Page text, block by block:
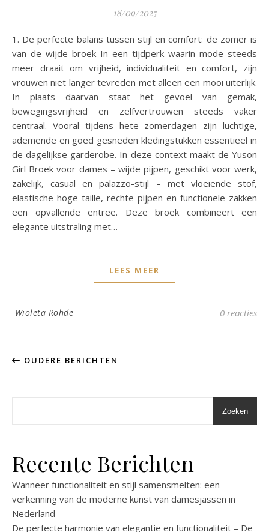
18/09/2025
1. De perfecte balans tussen stijl en comfort: de zomer is
van de wijde broek In een tijdperk waarin mode steeds
meer draait om vrijheid, individualiteit en comfort, zijn
vrouwen niet langer tevreden met alleen een mooi uiterlijk.
In plaats daarvan staat het gevoel van gemak,
bewegingsvrijheid en zelfvertrouwen steeds vaker
centraal. Vooral tijdens hete zomerdagen zijn luchtige,
ademende en goed gesneden kledingstukken essentieel in
de dagelijkse garderobe. In deze context maakt de Yuson
Girl Broek voor dames – wijde pijpen, geschikt voor werk,
zakelijk, casual en palazzo-stijl – met vloeiende stof,
elastische hoge taille, rechte pijpen en functionele zakken
een opvallende entree. Deze broek combineert een
elegante uitstraling met…
LEES MEER
Wioleta Rohde 0 reacties
OUDERE BERICHTEN
Zoeken
Recente Berichten
Wanneer functionaliteit en stijl samensmelten: een
verkenning van de moderne kunst van damesjassen in
Nederland
De perfecte harmonie van elegantie en functionaliteit – De